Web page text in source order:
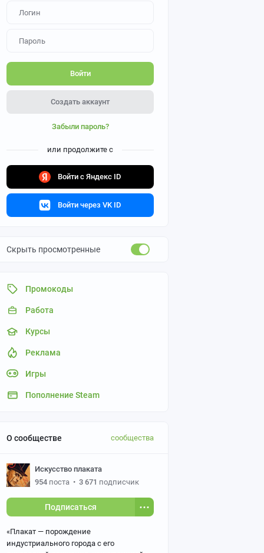
Войти
Создать аккаунт
Забыли пароль?
или продолжите с
Войти с Яндекс ID
Войти через VK ID
Скрыть просмотренные
Промокоды
Работа
Курсы
Реклама
Игры
Пополнение Steam
О сообществе сообщества
Искусство плаката
954 поста • 3 671 подписчик
Подписаться
«Плакат — порождение
индустриального города с его